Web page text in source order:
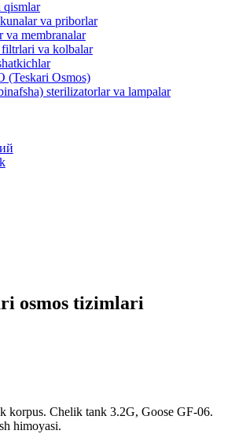
va priborlar
va membranalar
va kolbalar
(Teskari Osmos)
sterilizatorlar va lampalar
osmos tizimlari
korpus. Chelik tank 3.2G, Goose GF-06.
himoyasi.